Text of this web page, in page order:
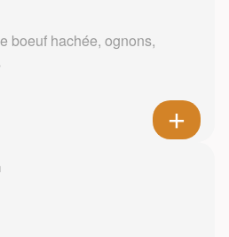
boeuf hachée, ognons,